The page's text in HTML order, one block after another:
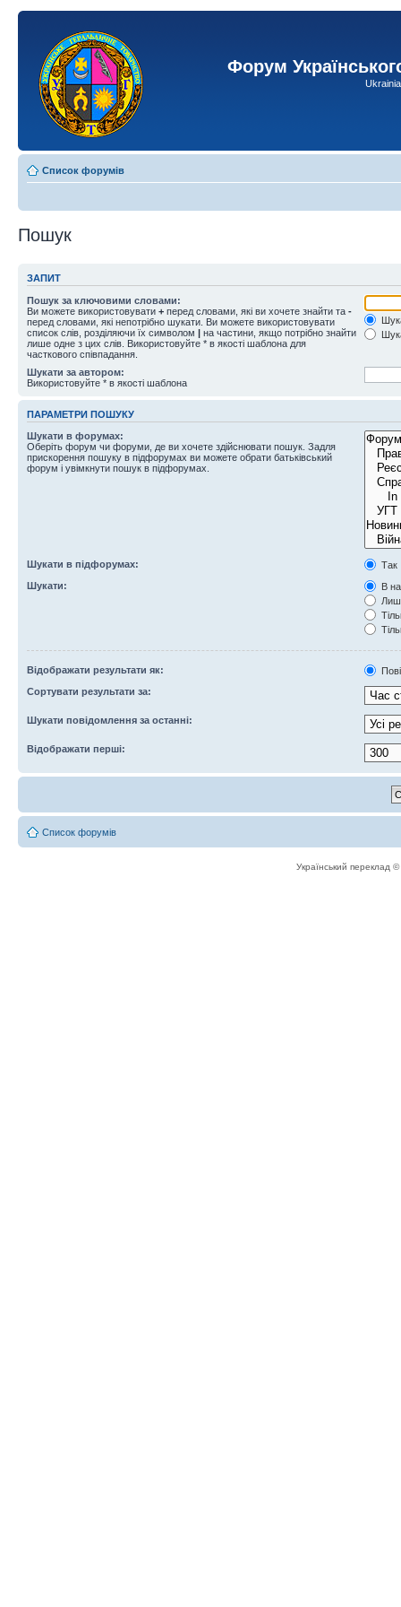
Форум
Список форумів
Пошук
ЗАПИТ
Пошук за ключовими словами:
Ви можете використовувати + перед словами, які ви хочете знайти та -
перед словами, які непотрібно шукати. Ви можете використовувати
список слів, розділяючи їх символом | на частини, якщо потрібно знайти
лише одне з цих слів. Використовуйте * в якості шаблона для
часткового співпадання.
Шукати за автором:
Використовуйте * в якості шаблона
ПАРАМЕТРИ ПОШУКУ
Шукати в форумах:
Оберіть форум чи форуми, де ви хочете здійснювати пошук. Задля
прискорення пошуку в підфорумах ви можете обрати батьківський
форум і увімкнути пошук в підфорумах.
Шукати в підфорумах:
Так
Шукати:
В
Відображати результати як:
Сортувати результати за:
Шукати повідомлення за останні:
Відображати перші:
Список форумів
Український переклад